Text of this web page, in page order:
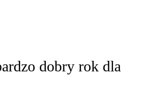
dobry rok dla